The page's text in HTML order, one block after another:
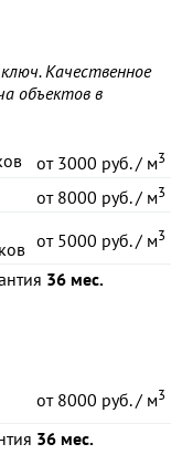
Качественное
объектов в
от3000 руб. / м3
от8000 руб. / м3
от5000 руб. / м3
36 мес.
от8000 руб. / м3
36 мес.